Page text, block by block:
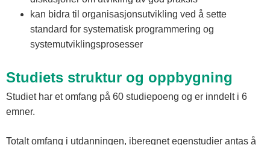
kan bidra til organisasjonsutvikling ved å sette
standard for systematisk programmering og
systemutviklingsprosesser
Studiets struktur og oppbygning
Studiet har et omfang på 60 studiepoeng og er inndelt i 6
emner.
Totalt omfang i utdanningen, iberegnet egenstudier antas å